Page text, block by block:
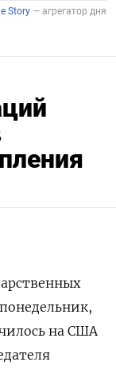
на США